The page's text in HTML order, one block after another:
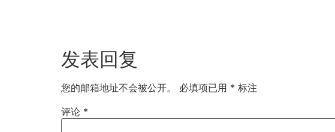
发表回复
您的邮箱地址不会被公开。 必填项已用 * 标注
评论 *